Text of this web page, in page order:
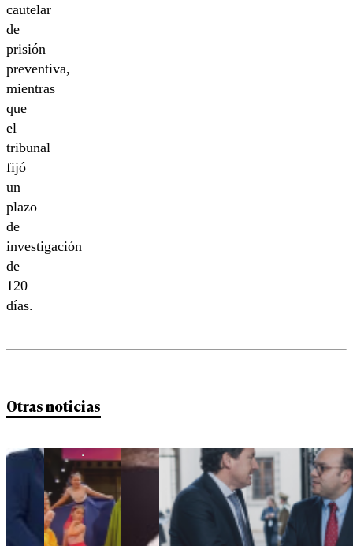
cautelar
de
prisión
preventiva,
mientras
que
el
tribunal
fijó
un
plazo
de
investigación
de
120
días.
Otras noticias